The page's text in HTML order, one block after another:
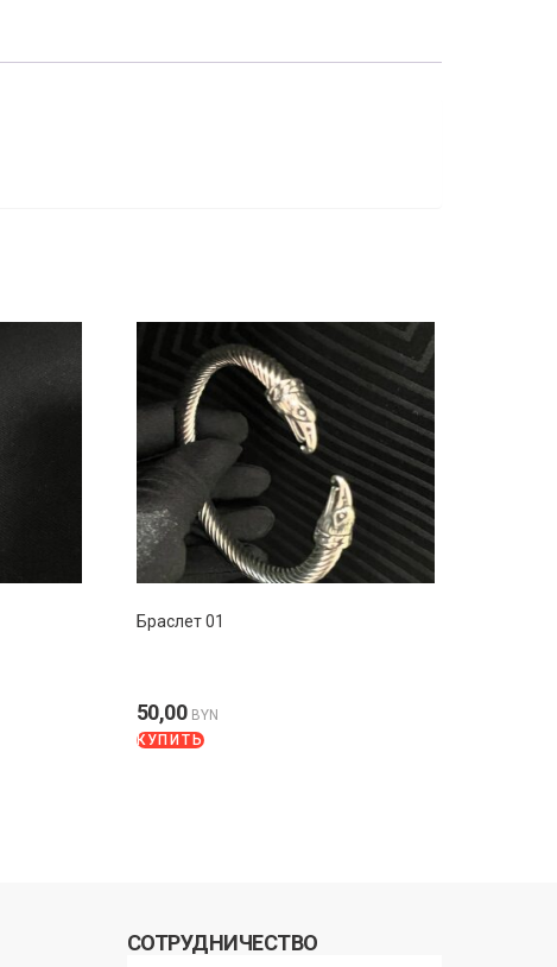
Браслет 01
50,00 BYN
КУПИТЬ
СОТРУДНИЧЕСТВО